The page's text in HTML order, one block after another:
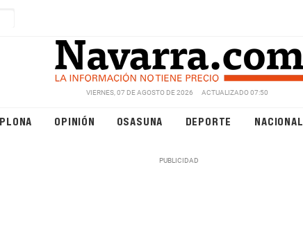
VIERNES, 07 DE AGOSTO DE 2026 ACTUALIZADO 07:50
OPINIÓN OSASUNA DEPORTE NACIONAL